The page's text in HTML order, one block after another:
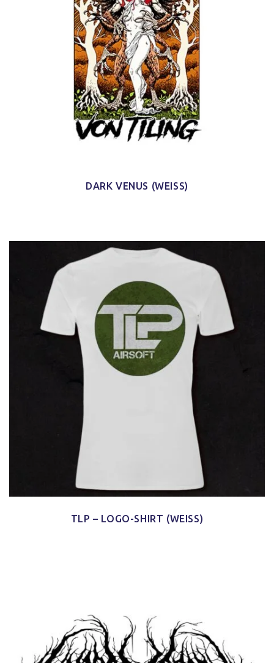
DARK VENUS (WEISS)
TLP – LOGO-SHIRT (WEISS)